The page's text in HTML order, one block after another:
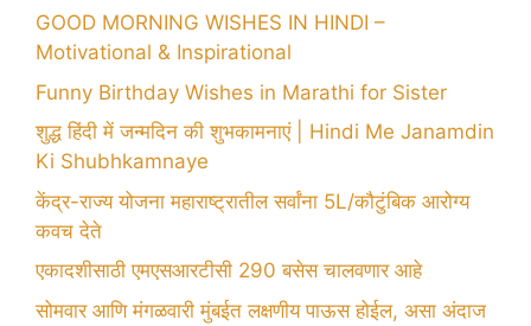
GOOD MORNING WISHES IN HINDI –
Motivational & Inspirational
Funny Birthday Wishes in Marathi for Sister
शुद्ध हिंदी में जन्मदिन की शुभकामनाएं | Hindi Me Janamdin
Ki Shubhkamnaye
केंद्र-राज्य योजना महाराष्ट्रातील सर्वांना 5L/कौटुंबिक आरोग्य
कवच देते
एकादशीसाठी एमएसआरटीसी 290 बसेस चालवणार आहे
सोमवार आणि मंगळवारी मुंबईत लक्षणीय पाऊस होईल, असा अंदाज